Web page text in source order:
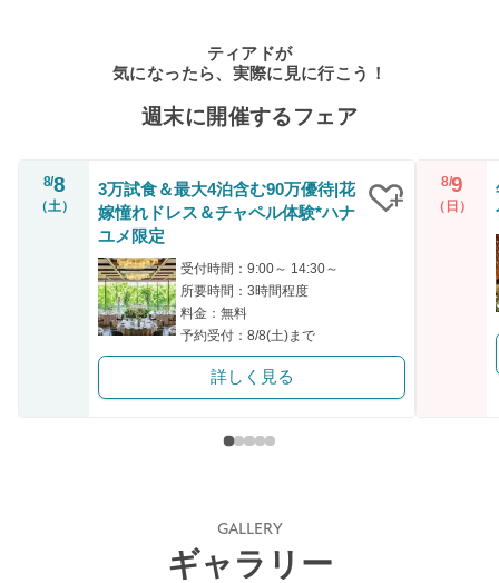
ティアドが
気になったら、実際に見に行こう！
週末に開催するフェア
8/8
（土）
3万試食＆最大4泊含む90万優待|花
嫁憧れドレス＆チャペル体験*ハナ
ユメ限定
受付時間：9:00～ 14:30～
所要時間：3時間程度
料金：無料
予約受付：8/8(土)まで
詳しく見る
8/9
（日）
GALLERY
ギャラリー